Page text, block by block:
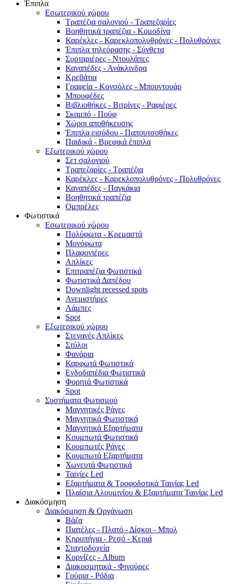
Έπιπλα
Εσωτερικού χώρου
Τραπέζια σαλονιού - Τραπεζαρίες
Βοηθητικά τραπέζια - Κομοδίνα
Καρέκλες - Καρεκλοπολυθρόνες - Πολυθρόνες
Έπιπλα τηλεόρασης - Σύνθετα
Συρταριέρες - Ντουλάπες
Καναπέδες - Ανάκλινδρα
Κρεβάτια
Γραφεία - Κονσόλες - Μπουντουάρ
Μπουφέδες
Βιβλιοθήκες - Βιτρίνες - Ραφιέρες
Σκαμπό - Πούφ
Χώροι αποθήκευσης
Έπιπλα εισόδου - Παπουτσοθήκες
Παιδικά - Βρεφικά έπιπλα
Εξωτερικού χώρου
Σετ σαλονιού
Τραπεζαρίες - Τραπέζια
Καρέκλες - Καρεκλοπολυθρόνες - Πολυθρόνες
Καναπέδες - Παγκάκια
Βοηθητικά τραπέζια
Ομπρέλες
Φωτιστικά
Εσωτερικού χώρου
Πολύφωτα - Κρεμαστά
Μονόφωτα
Πλαφονιέρες
Απλίκες
Επιτραπέζια Φωτιστικά
Φωτιστικά Δαπέδου
Downlight recessed spots
Ανεμιστήρες
Λάμπες
Spot
Εξωτερικού χώρου
Στεγανές Απλίκες
Στύλοι
Φανάρια
Καρφωτά Φωτιστικά
Ενδοδαπέδια Φωτιστικά
Φορητά Φωτιστικά
Spot
Συστήματα Φωτισμού
Μαγνητικές Ράγες
Μαγνητικά Φωτιστικά
Μαγνητικά Εξαρτήματα
Κουμπωτά Φωτιστικά
Κουμπωτές Ράγες
Κουμπωτά Εξαρτήματα
Χωνευτά Φωτιστικά
Ταινίες Led
Εξαρτήματα & Τροφοδοτικά Ταινίας Led
Πλαίσια Αλουμινίου & Εξαρτήματα Ταινίας Led
Διακόσμηση
Διακόσμηση & Οργάνωση
Βάζα
Πιατέλες - Πλατό - Δíσκοι - Μπολ
Κηροπήγια - Ρεσό - Κεριά
Σταχτοδοχεία
Κορνίζες - Album
Διακοσμητικά - Φιγούρες
Γούρια - Ρόδια